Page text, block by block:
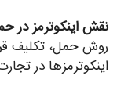
نقش اینکوترمز در
روش حمل، تکلیف
اینکوترمزها در